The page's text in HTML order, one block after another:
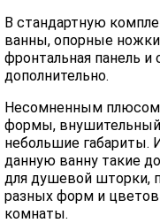
В стандартную
ванны, опорные
фронтальная панель
дополнительно.
Несомненным плюсом
формы,
небольшие габариты.
данную ванну такие
для душевой шторки,
разных форм и цветов
комнаты.